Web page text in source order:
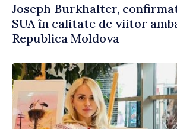
Joseph Burkhalter,
SUA în calitate de viitor
Republica Moldova